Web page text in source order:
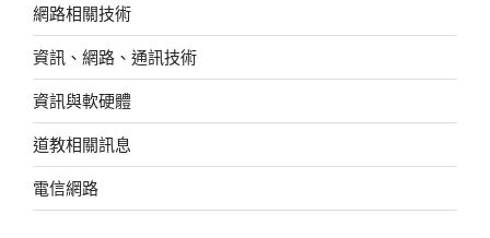
網路相關技術
資訊、網路、通訊技術
資訊與軟硬體
道教相關訊息
電信網路